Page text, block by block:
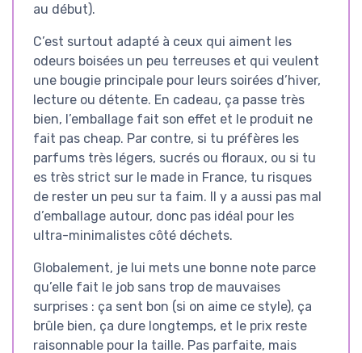
au début).
C’est surtout adapté à ceux qui aiment les
odeurs boisées un peu terreuses et qui veulent
une bougie principale pour leurs soirées d’hiver,
lecture ou détente. En cadeau, ça passe très
bien, l’emballage fait son effet et le produit ne
fait pas cheap. Par contre, si tu préfères les
parfums très légers, sucrés ou floraux, ou si tu
es très strict sur le made in France, tu risques
de rester un peu sur ta faim. Il y a aussi pas mal
d’emballage autour, donc pas idéal pour les
ultra-minimalistes côté déchets.
Globalement, je lui mets une bonne note parce
qu’elle fait le job sans trop de mauvaises
surprises : ça sent bon (si on aime ce style), ça
brûle bien, ça dure longtemps, et le prix reste
raisonnable pour la taille. Pas parfaite, mais